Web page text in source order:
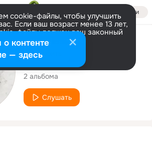
Войти
cookie-файлы, чтобы улучшить
Если ваш возраст менее 13 лет,
файлы должен ваш законный
Больше информации
Настроить
Исполнитель
Kelan McKnight
2 альбома
Слушать
контенте
— здесь